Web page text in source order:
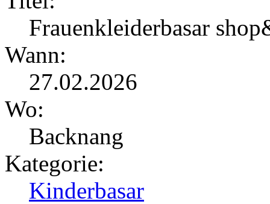
Frauenkleiderbasar
Wann:
27.02.2026
Wo:
Backnang
Kategorie:
Kinderbasar